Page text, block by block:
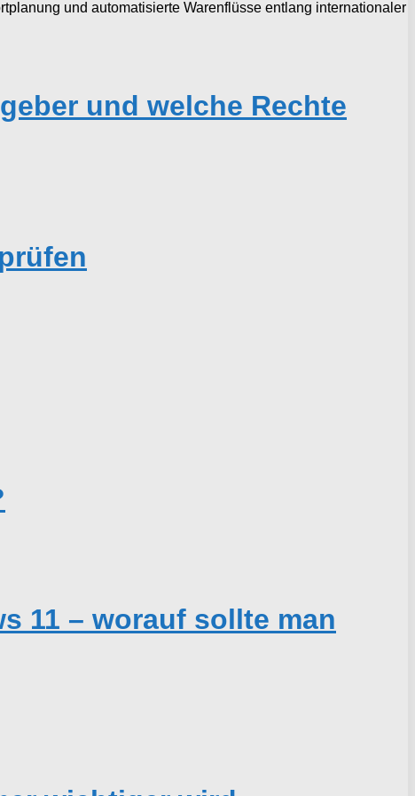
und automatisierte Warenflüsse entlang internationaler
und welche Rechte
11 – worauf sollte man